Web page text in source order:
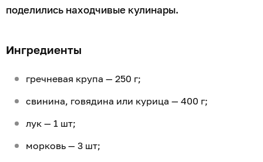
поделились находчивые кулинары.
Ингредиенты
гречневая крупа — 250 г;
свинина, говядина или курица — 400 г;
лук — 1 шт;
морковь — 3 шт;